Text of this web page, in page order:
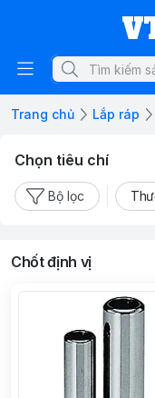
Trang chủ Lắp ráp
Chọn tiêu chí
Bộ lọc
Chốt định vị